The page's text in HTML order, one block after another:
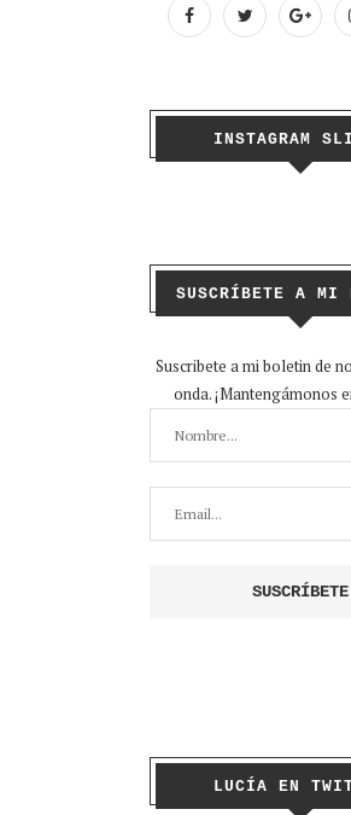
INSTAGRAM
SUSCRÍBETE A MI
Suscribete a mi boletin de
onda. ¡Mantengámonos
LUCÍA EN